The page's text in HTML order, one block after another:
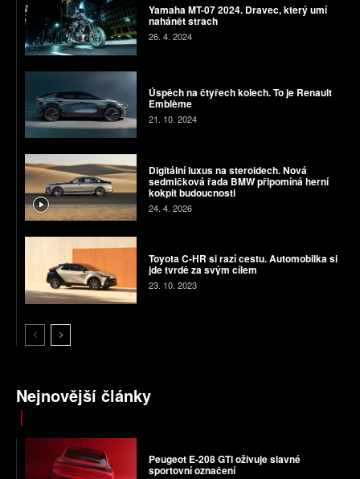
Yamaha MT-07 2024. Dravec, který umí
nahánět strach
26. 4. 2024
Úspěch na čtyřech kolech. To je Renault
Emblème
21. 10. 2024
Digitální luxus na steroidech. Nová
sedmičková řada BMW připomíná herní
kokpit budoucnosti
24. 4. 2026
Toyota C-HR si razí cestu. Automobilka si
jde tvrdě za svým cílem
23. 10. 2023
Nejnovější články
Peugeot E-208 GTi oživuje slavné
sportovní označení